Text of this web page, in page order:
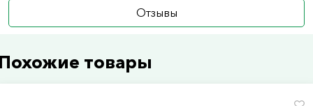
Отзывы
товары